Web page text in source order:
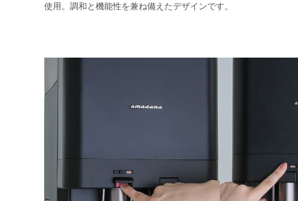
使用。調和と機能性を兼ね備えたデザインです。